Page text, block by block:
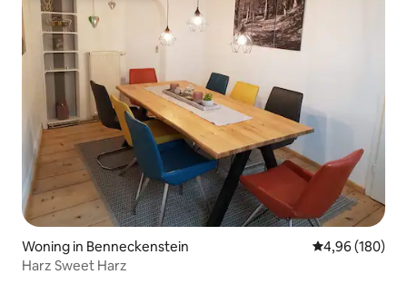
Woning in Benneckenstein Gemiddelde
4,96 (180)
Harz Sweet Harz